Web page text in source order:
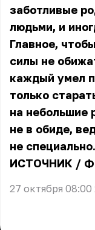
заботливые
людьми, и
Главное,
силы не
каждый умел
только
на небольшие
не в обиде,
не специально.
ИСТОЧНИК /
27 октября 08:00